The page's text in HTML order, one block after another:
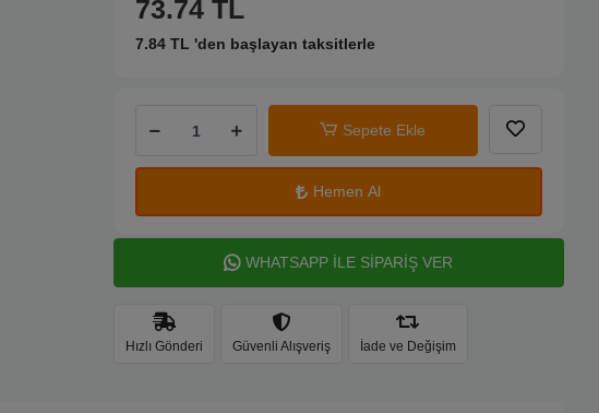
73.74 TL
7.84 TL 'den başlayan taksitlerle
Sepete Ekle
Hemen Al
WHATSAPP İLE SİPARİŞ VER
Hızlı Gönderi Güvenli Alışveriş İade ve Değişim